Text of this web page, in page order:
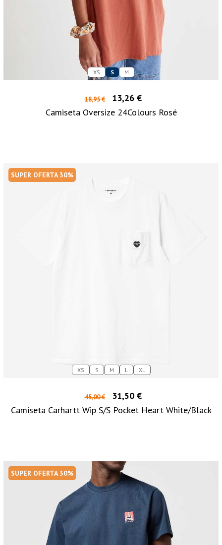
XS S M
18,95 €
13,26 €
Camiseta Oversize 24Colours Rosé
SUPER OFERTA 30%
XS S M L XL
45,00 €
31,50 €
Camiseta Carhartt Wip S/S Pocket Heart White/Black
SUPER OFERTA 30%